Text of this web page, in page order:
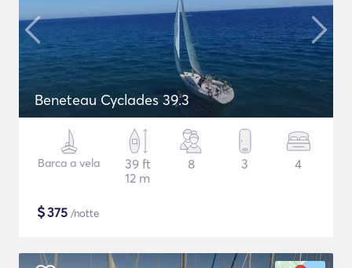
Beneteau Cyclades 39.3
Barca a vela
39 ft
12 m
8 3 4
$375 /notte